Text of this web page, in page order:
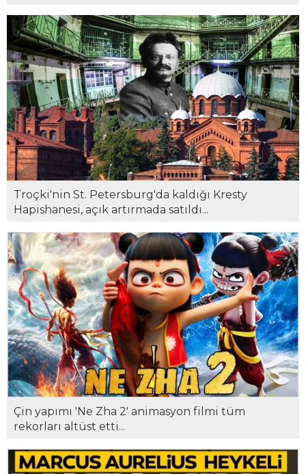
Troçki'nin St. Petersburg'da kaldığı Kresty
Hapishanesi, açık artırmada satıldı...
Çin yapımı 'Ne Zha 2' animasyon filmi tüm
rekorları altüst etti...